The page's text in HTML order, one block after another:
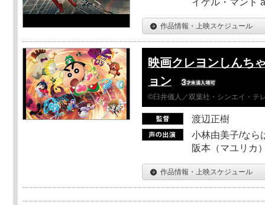
作品情報・上映スケジュール
映画クレヨンしんち
ョン
©臼井儀人／双葉社・シンエイ・テ
渡辺正樹
小林由美子/なら
阪本（マユリカ
作品情報・上映スケジュール